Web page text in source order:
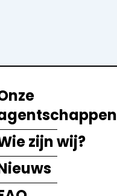
zijn wij?